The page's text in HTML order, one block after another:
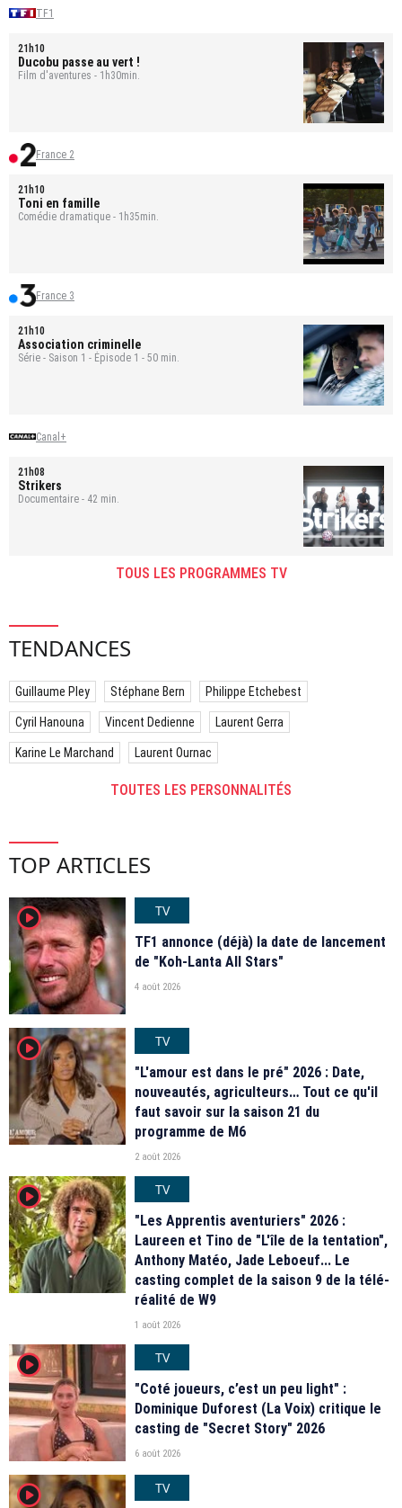
TF1
21h10
Ducobu passe au vert !
Film d'aventures - 1h30min.
France 2
21h10
Toni en famille
Comédie dramatique - 1h35min.
France 3
21h10
Association criminelle
Série - Saison 1 - Épisode 1 - 50 min.
Canal+
21h08
Strikers
Documentaire - 42 min.
TOUS LES PROGRAMMES TV
TENDANCES
Guillaume Pley Stéphane Bern Philippe Etchebest
Cyril Hanouna Vincent Dedienne Laurent Gerra
Karine Le Marchand Laurent Ournac
TOUTES LES PERSONNALITÉS
TOP ARTICLES
player2
TV
TF1 annonce (déjà) la date de lancement
de "Koh-Lanta All Stars"
4 août 2026
player2
TV
"L'amour est dans le pré" 2026 : Date,
nouveautés, agriculteurs… Tout ce qu'il
faut savoir sur la saison 21 du
programme de M6
2 août 2026
player2
TV
"Les Apprentis aventuriers" 2026 :
Laureen et Tino de "L'île de la tentation",
Anthony Matéo, Jade Leboeuf... Le
casting complet de la saison 9 de la télé-
réalité de W9
1 août 2026
player2
TV
"Coté joueurs, c’est un peu light" :
Dominique Duforest (La Voix) critique le
casting de "Secret Story" 2026
6 août 2026
player2 TV